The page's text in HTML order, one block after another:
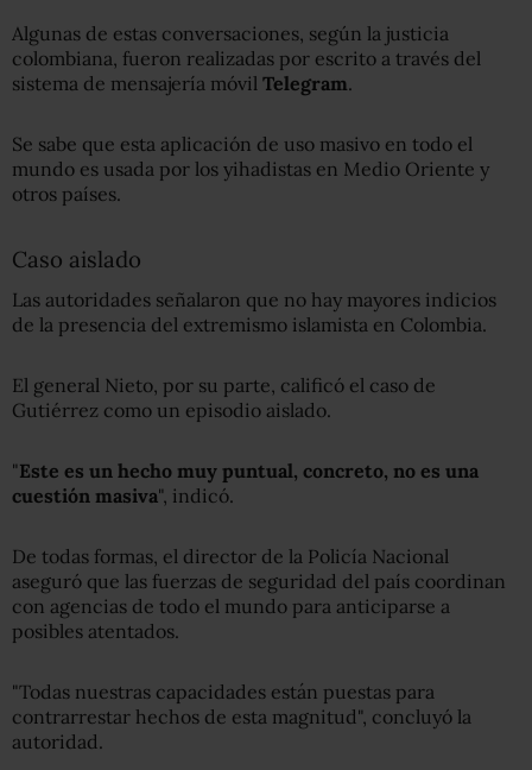
Algunas de estas conversaciones, según la justicia
colombiana, fueron realizadas por escrito a través del
sistema de mensajería móvil Telegram.
Se sabe que esta aplicación de uso masivo en todo el
mundo es usada por los yihadistas en Medio Oriente y
otros países.
Caso aislado
Las autoridades señalaron que no hay mayores indicios
de la presencia del extremismo islamista en Colombia.
El general Nieto, por su parte, calificó el caso de
Gutiérrez como un episodio aislado.
"Este es un hecho muy puntual, concreto, no es una
cuestión masiva", indicó.
De todas formas, el director de la Policía Nacional
aseguró que las fuerzas de seguridad del país coordinan
con agencias de todo el mundo para anticiparse a
posibles atentados.
"Todas nuestras capacidades están puestas para
contrarrestar hechos de esta magnitud", concluyó la
autoridad.